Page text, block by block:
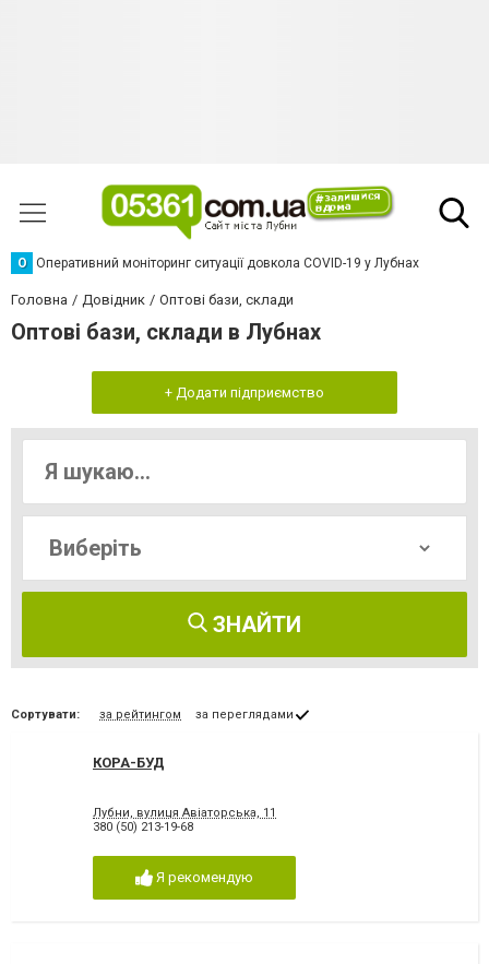
О Оперативний моніторинг ситуації довкола COVID-19 у Лубнах
Головна Довідник Оптові бази, склади
Оптові бази, склади в Лубнах
+ Додати підприємство
ЗНАЙТИ
Сортувати: за рейтингом за переглядами
КОРА-БУД
Лубни, вулиця Авіаторська, 11
380 (50) 213-19-68
Я рекомендую